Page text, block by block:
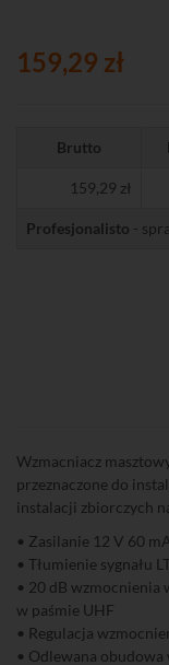
159,29 zł
Brutto
159,29 zł
Profesjonalisto -
Wzmacniacz
przeznaczone do
instalacji zbiorczych
• Zasilanie 12 V 60
• Tłumienie sygnału
• 20 dB wzmocnienia
w paśmie UHF
• Regulacja
• Odlewana